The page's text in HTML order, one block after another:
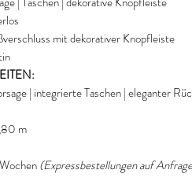
mit dekorativer Knopfleiste
| integrierte Taschen | eleganter
m
(Expressbestellungen auf